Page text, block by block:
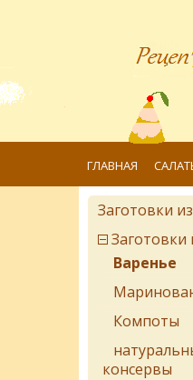
ГЛАВНАЯ
Заготовки
Заготовки
Варенье
Компоты
консервы